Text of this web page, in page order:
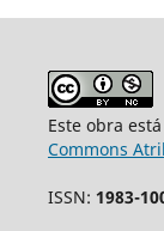
Este obra
Commons
ISSN: 1983-